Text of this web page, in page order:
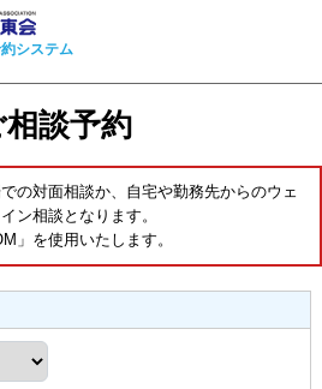
システム
相談予約
の対面相談か、自宅や勤務先からのウェ
ン相談となります。
」を使用いたします。